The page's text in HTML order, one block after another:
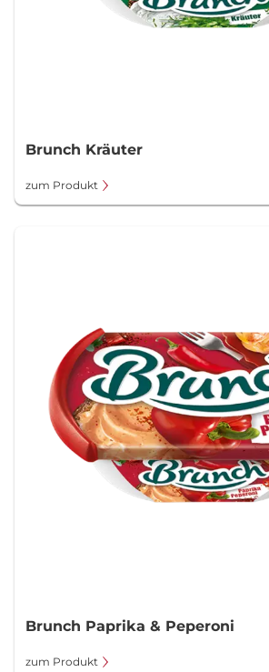
Brunch Kräuter
zum Produkt
Brunch Paprika & Peperoni
zum Produkt